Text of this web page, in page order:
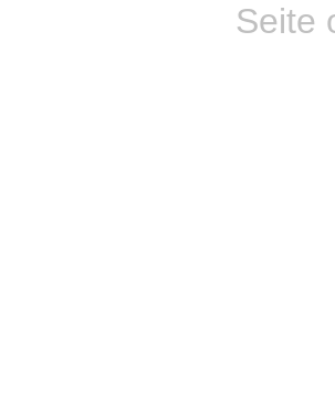
Seite